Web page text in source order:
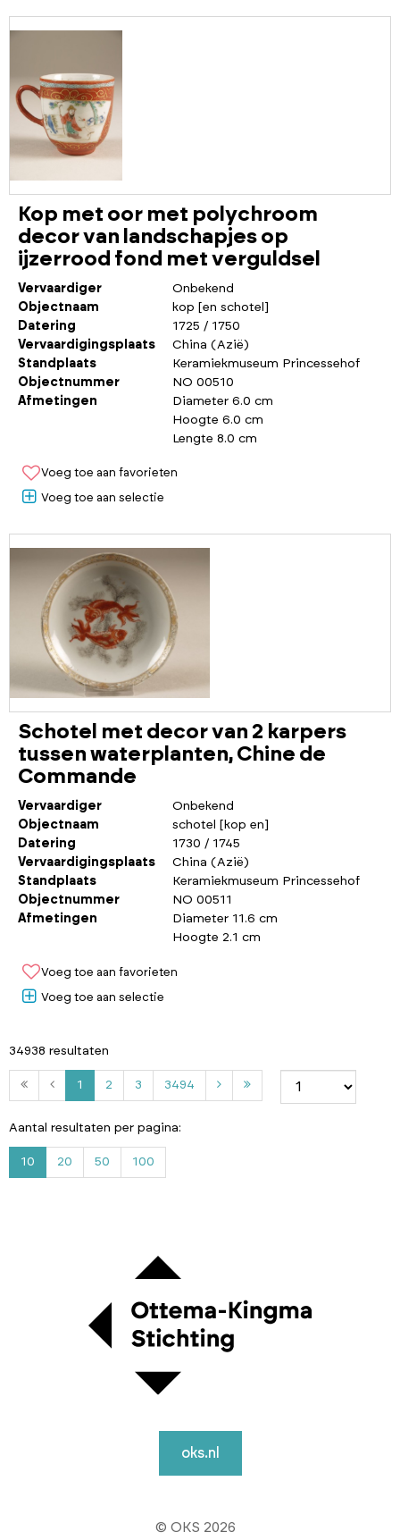
Kop met oor met polychroom
decor van landschapjes op
ijzerrood fond met verguldsel
Vervaardiger
Onbekend
Objectnaam
kop [en schotel]
Datering
1725 / 1750
Vervaardigingsplaats
China (Azië)
Standplaats
Keramiekmuseum Princessehof
Objectnummer
NO 00510
Afmetingen
Diameter 6.0 cm
Hoogte 6.0 cm
Lengte 8.0 cm
Voeg toe aan favorieten
Voeg toe aan selectie
Schotel met decor van 2 karpers
tussen waterplanten, Chine de
Commande
Vervaardiger
Onbekend
Objectnaam
schotel [kop en]
Datering
1730 / 1745
Vervaardigingsplaats
China (Azië)
Standplaats
Keramiekmuseum Princessehof
Objectnummer
NO 00511
Afmetingen
Diameter 11.6 cm
Hoogte 2.1 cm
Voeg toe aan favorieten
Voeg toe aan selectie
34938 resultaten
1 2 3 3494
4
Aantal resultaten per pagina:
10 20 50 100
oks.nl
© OKS 2026